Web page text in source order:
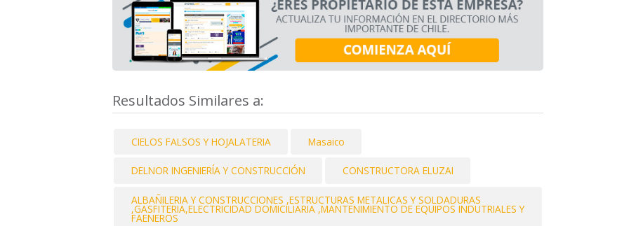
Resultados Similares a:
CIELOS FALSOS Y HOJALATERIA Masaico
DELNOR INGENIERÍA Y CONSTRUCCIÓN CONSTRUCTORA ELUZAI
ALBAÑILERIA Y CONSTRUCCIONES ,ESTRUCTURAS METALICAS Y SOLDADURAS
,GASFITERIA,ELECTRICIDAD DOMICILIARIA ,MANTENIMIENTO DE EQUIPOS INDUTRIALES Y
FAENEROS